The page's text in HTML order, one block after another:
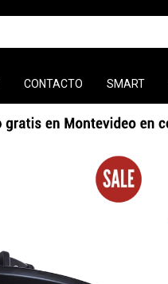
CONTACTO SMART